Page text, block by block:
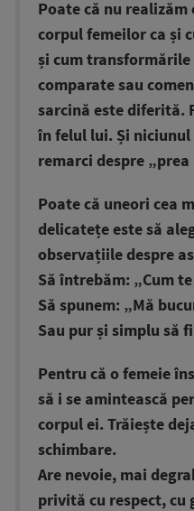
Poate că nu realizăm
corpul femeilor ca și
și cum
comparate sau
sarcină este diferită.
în felul lui. Și
remarci despre
Poate că uneori cea
delicatețe este să
observațiile despre
Să întrebăm: „Cum
Să spunem: „Mă
Sau pur și simplu să
Pentru că o femeie
să i se amintească
corpul ei. Trăiește
schimbare.
Are nevoie, mai
privită cu respect, cu